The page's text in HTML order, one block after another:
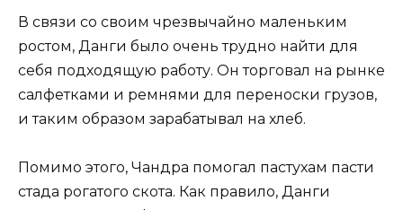
В связи со своим чрезвычайно маленьким
ростом, Данги было очень трудно найти для
себя подходящую работу. Он торговал на рынке
салфетками и ремнями для переноски грузов,
и таким образом зарабатывал на хлеб.
Помимо этого, Чандра помогал пастухам пасти
стада рогатого скота. Как правило, Данги